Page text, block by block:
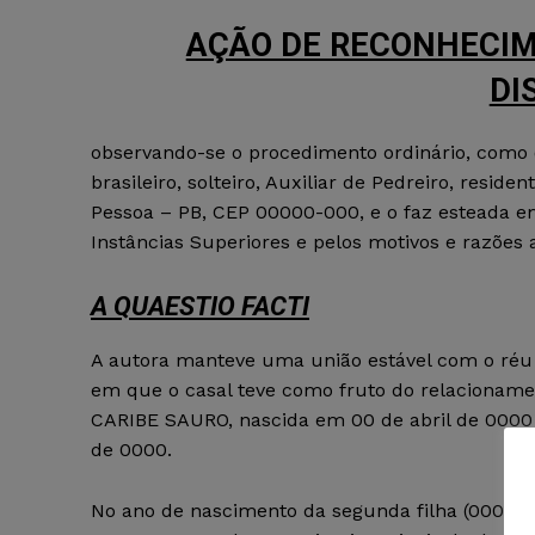
AÇÃO DE
observando-se o procedimento ordinário,
brasileiro, solteiro, Auxiliar de Pedreiro,
Pessoa – PB, CEP 00000-000, e o faz
Instâncias Superiores e pelos motivos e razões
A QUAESTIO FACTI
A autora manteve uma união estável com o
em que o casal teve como fruto do
CARIBE SAURO, nascida em 00 de abril de
de 0000.
No ano de nascimento da segunda filha